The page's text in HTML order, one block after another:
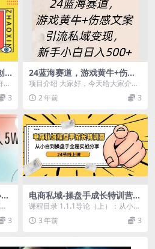
主
3
24蓝海赛道，游戏黄牛+伤感
文案引流私域变现，新手日入
500+
项目介绍 大家好，今天给大家介绍
一个最新的游戏变现玩法，就是通
过游戏伤感文学去引...
2 年前 3
3
电商私域-操盘手成长特训营：
从小白到操盘手全程实战分享-
24节线上课
课程目录 1.1.1导论（上）：从小白
到私域操盘手，你会经历些什么？
视频课mp4...
3 年前 3